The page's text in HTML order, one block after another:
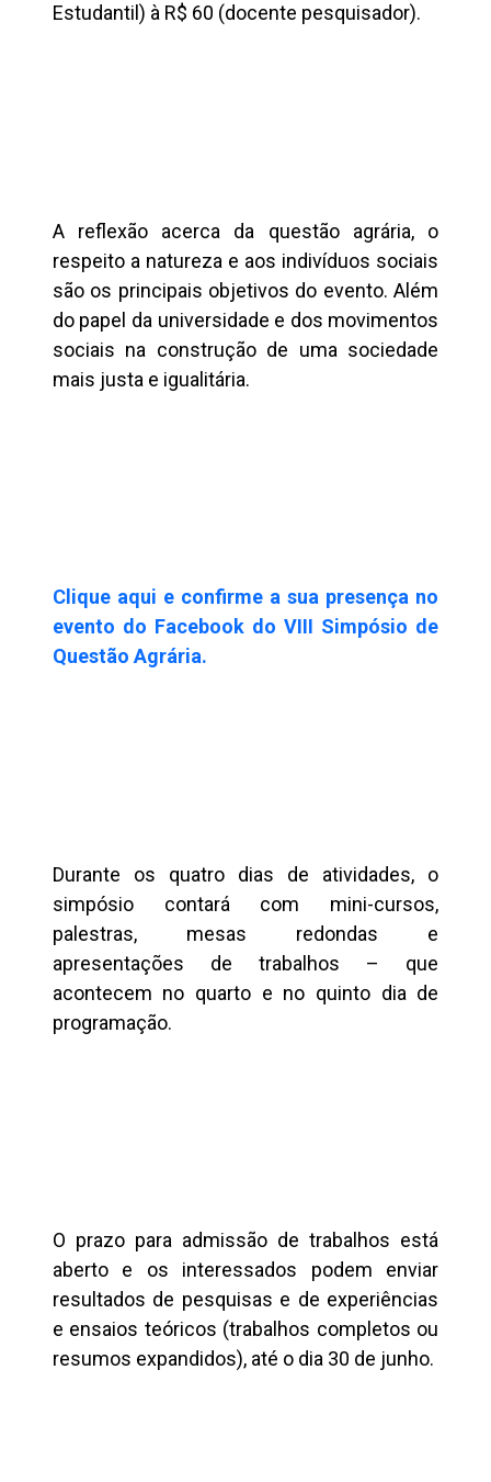
Estudantil) à R$ 60 (docente pesquisador).
A reflexão acerca da questão agrária, o
respeito a natureza e aos indivíduos sociais
são os principais objetivos do evento. Além
do papel da universidade e dos movimentos
sociais na construção de uma sociedade
mais justa e igualitária.
Clique aqui e confirme a sua presença no
evento do Facebook do VIII Simpósio de
Questão Agrária.
Durante os quatro dias de atividades, o
simpósio contará com mini-cursos,
palestras, mesas redondas e
apresentações de trabalhos – que
acontecem no quarto e no quinto dia de
programação.
O prazo para admissão de trabalhos está
aberto e os interessados podem enviar
resultados de pesquisas e de experiências
e ensaios teóricos (trabalhos completos ou
resumos expandidos), até o dia 30 de junho.